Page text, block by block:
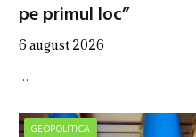
pe primul loc”
6 august 2026
…
GEOPOLITICA